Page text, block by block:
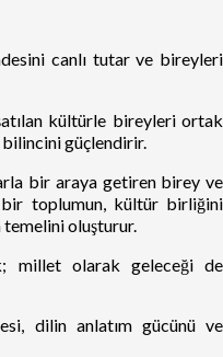
canlı tutar ve bireyleri
kültürle bireyleri ortak
güçlendirir.
bir araya getiren birey ve
toplumun, kültür birliğini
oluşturur.
millet olarak geleceği de
dilin anlatım gücünü ve